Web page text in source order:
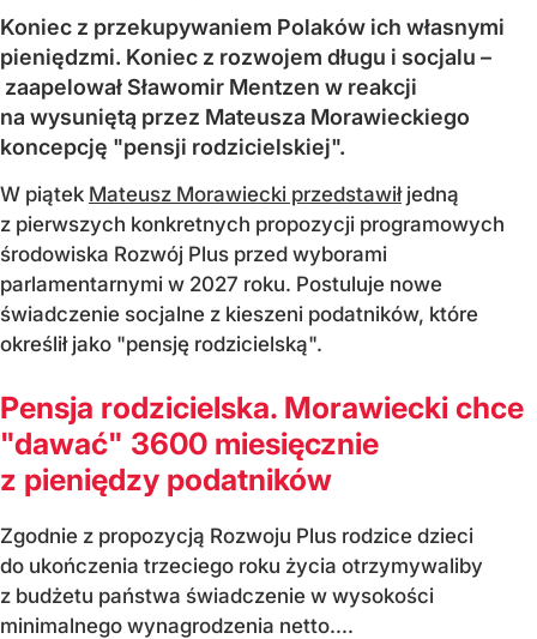
Koniec z przekupywaniem Polaków ich własnymi
pieniędzmi. Koniec z rozwojem długu i socjalu –
zaapelował Sławomir Mentzen w reakcji
na wysuniętą przez Mateusza Morawieckiego
koncepcję "pensji rodzicielskiej".
W piątek Mateusz Morawiecki przedstawiłjedną
z pierwszych konkretnych propozycji programowych
środowiska Rozwój Plus przed wyborami
parlamentarnymi w 2027 roku. Postuluje nowe
świadczenie socjalne z kieszeni podatników, które
określił jako "pensję rodzicielską".
Pensja rodzicielska. Morawiecki chce
"dawać" 3600 miesięcznie
z pieniędzy podatników
Zgodnie z propozycją Rozwoju Plus rodzice dzieci
do ukończenia trzeciego roku życia otrzymywaliby
z budżetu państwa świadczenie w wysokości
minimalnego wynagrodzenia netto....